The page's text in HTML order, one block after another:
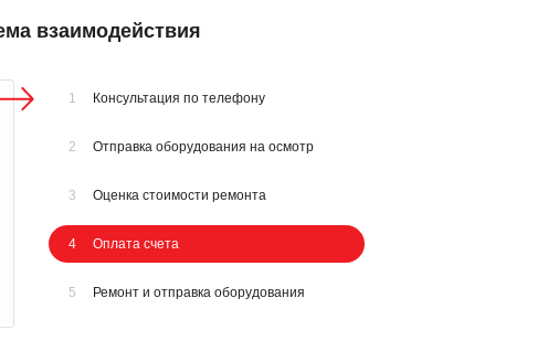
взаимодействия
1 Консультация по телефону
2 Отправка оборудования на осмотр
3 Оценка стоимости ремонта
4 Оплата счета
5 Ремонт и отправка оборудования